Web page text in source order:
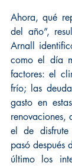
Ahora, qué
del año”,
Arnall
como el día
factores: el
frío; las
gasto en
renovaciones,
el de
pasó después
último los